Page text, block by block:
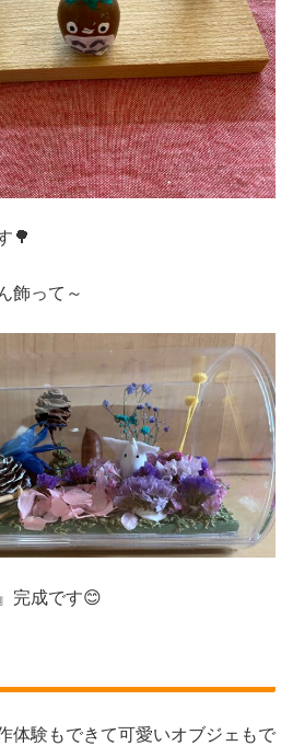
🌳
飾って～
完成です😊
体験もできて可愛いオブジェもで